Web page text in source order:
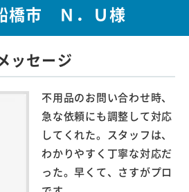
橋市 Ｎ．Ｕ様
ッセージ
不用品のお問い合わせ時、
急な依頼にも調整して対応
してくれた。スタッフは、
わかりやすく丁寧な対応だ
った。早くて、さすがプロ